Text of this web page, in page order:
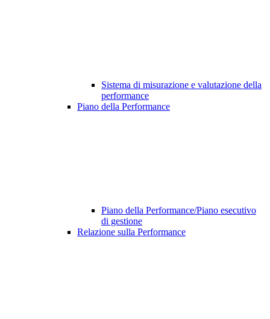
Sistema di misurazione e valutazione della
performance
Piano della Performance
Piano della Performance/Piano esecutivo
di gestione
Relazione sulla Performance